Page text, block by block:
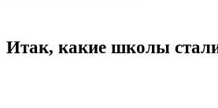
Итак, какие школы